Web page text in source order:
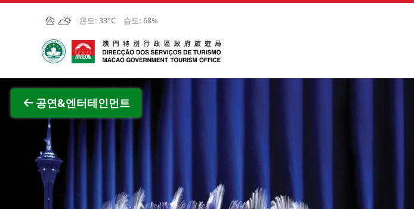
Skip to Main Content
온도: 33°C 습도: 68%
마카오정부관광청
공연&엔터테인먼트